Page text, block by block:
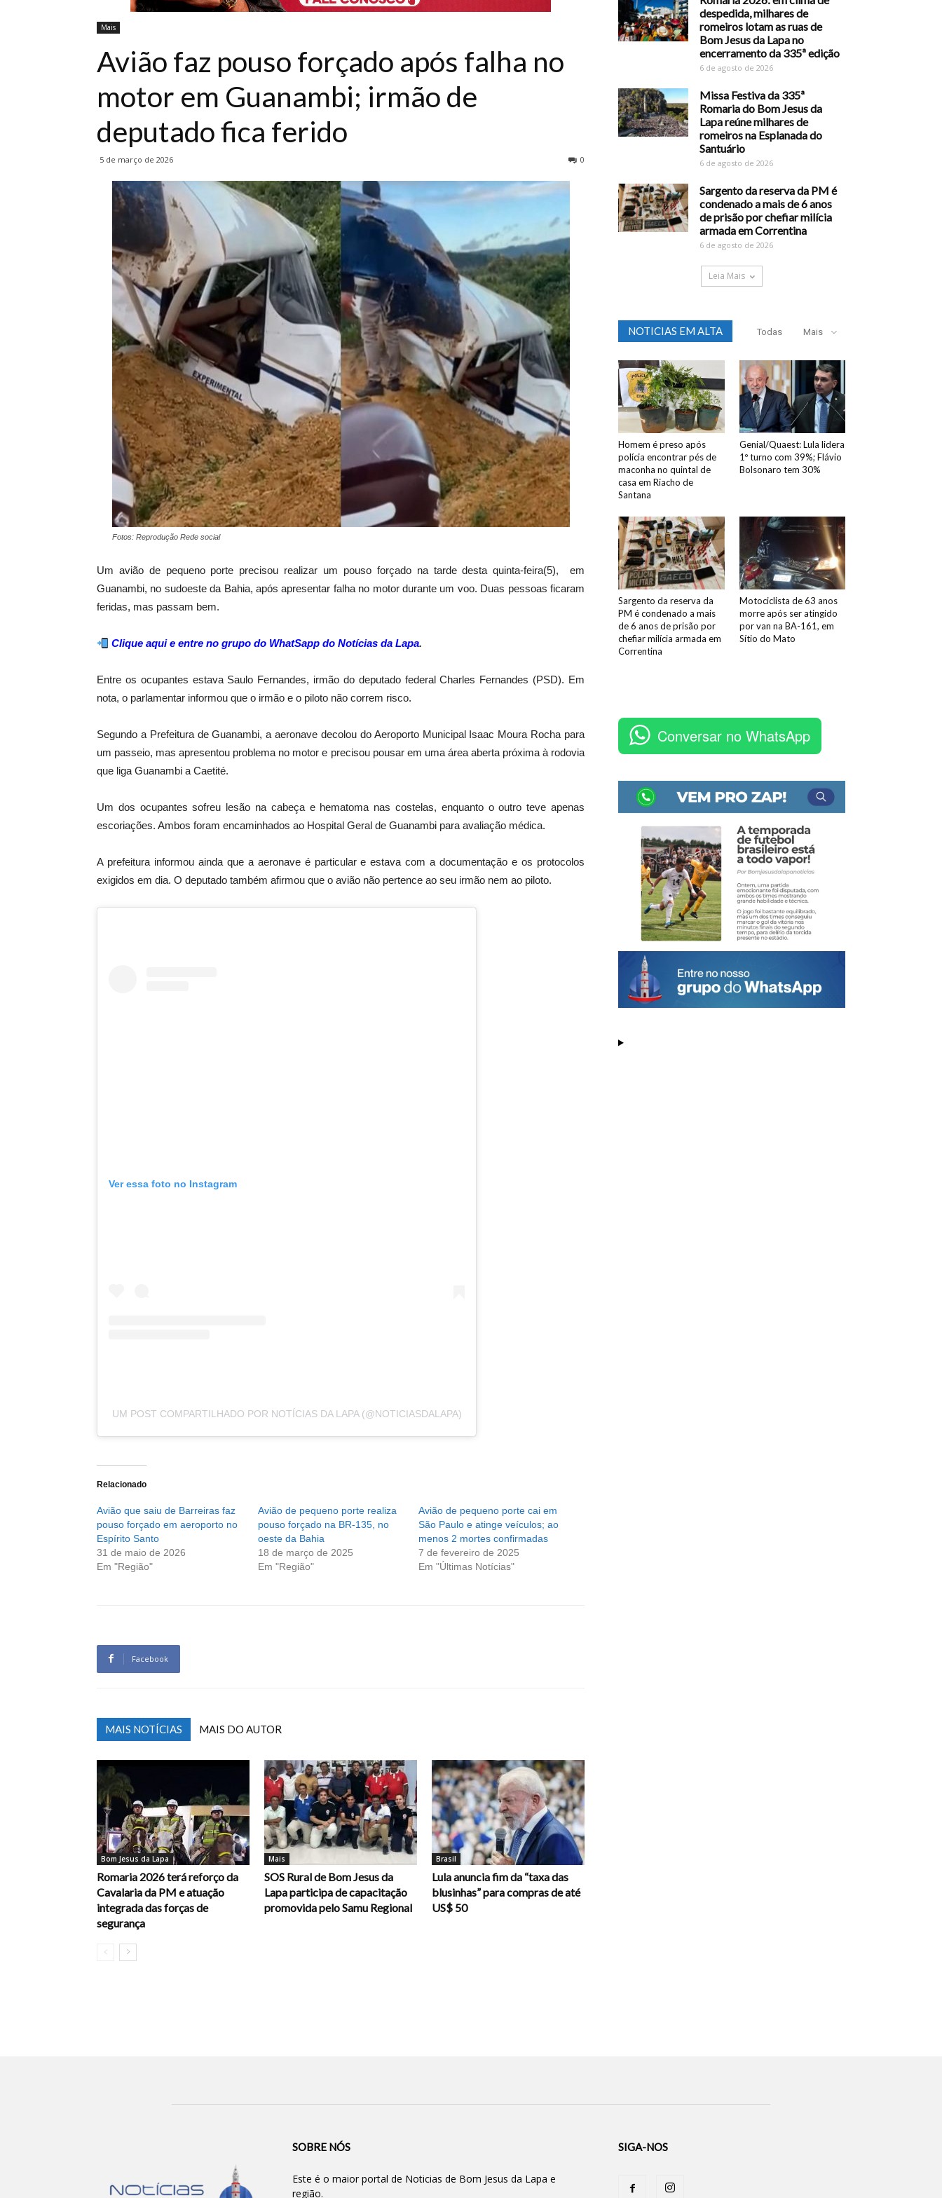
Mais
Avião faz pouso forçado após falha no
motor em Guanambi; irmão de
deputado fica ferido
5 de março de 2026 0
Fotos: Reprodução Rede social
Um avião de pequeno porte precisou realizar um pouso forçado na tarde desta quinta-feira(5), em
Guanambi, no sudoeste da Bahia, após apresentar falha no motor durante um voo. Duas pessoas ficaram
feridas, mas passam bem.
Clique aqui e entre no grupo do WhatSapp do Notícias da Lapa.
Entre os ocupantes estava Saulo Fernandes, irmão do deputado federal Charles Fernandes (PSD). Em
nota, o parlamentar informou que o irmão e o piloto não correm risco.
Segundo a Prefeitura de Guanambi, a aeronave decolou do Aeroporto Municipal Isaac Moura Rocha para
um passeio, mas apresentou problema no motor e precisou pousar em uma área aberta próxima à rodovia
que liga Guanambi a Caetité.
Um dos ocupantes sofreu lesão na cabeça e hematoma nas costelas, enquanto o outro teve apenas
escoriações. Ambos foram encaminhados ao Hospital Geral de Guanambi para avaliação médica.
A prefeitura informou ainda que a aeronave é particular e estava com a documentação e os protocolos
exigidos em dia. O deputado também afirmou que o avião não pertence ao seu irmão nem ao piloto.
Ver essa foto no Instagram
UM POST COMPARTILHADO POR NOTÍCIAS DA LAPA (@NOTICIASDALAPA)
Relacionado
Avião que saiu de Barreiras faz
pouso forçado em aeroporto no
Espírito Santo
31 de maio de 2026
Em "Região"
Avião de pequeno porte realiza
pouso forçado na BR-135, no
oeste da Bahia
18 de março de 2025
Em "Região"
Avião de pequeno porte cai em
São Paulo e atinge veículos; ao
menos 2 mortes confirmadas
7 de fevereiro de 2025
Em "Últimas Notícias"
Facebook
MAIS NOTÍCIAS MAIS DO AUTOR
Bom Jesus da Lapa
Romaria 2026 terá reforço da
Cavalaria da PM e atuação
integrada das forças de
segurança
Mais
SOS Rural de Bom Jesus da
Lapa participa de capacitação
promovida pelo Samu Regional
Brasil
Lula anuncia fim da “taxa das
blusinhas” para compras de até
US$ 50
despedida, milhares de
romeiros lotam as ruas de
Bom Jesus da Lapa no
encerramento da 335ª edição
6 de agosto de 2026
Missa Festiva da 335ª
Romaria do Bom Jesus da
Lapa reúne milhares de
romeiros na Esplanada do
Santuário
6 de agosto de 2026
Sargento da reserva da PM é
condenado a mais de 6 anos
de prisão por chefiar milícia
armada em Correntina
6 de agosto de 2026
Leia Mais
NOTICIAS EM ALTA Todas Mais
Homem é preso após
polícia encontrar pés de
maconha no quintal de
casa em Riacho de
Santana
Genial/Quaest: Lula lidera
1º turno com 39%; Flávio
Bolsonaro tem 30%
Sargento da reserva da
PM é condenado a mais
de 6 anos de prisão por
chefiar milícia armada em
Correntina
Motociclista de 63 anos
morre após ser atingido
por van na BA-161, em
Sítio do Mato
Conversar no WhatsApp
SOBRE NÓS
Este é o maior portal de Noticias de Bom Jesus da Lapa e
região.
SIGA-NOS